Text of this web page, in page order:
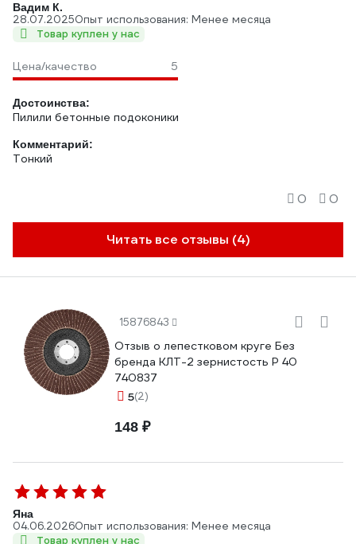
Вадим К.
28.07.2025Опыт использования: Менее месяца
Товар куплен у нас
Цена/качество 5
Достоинства:
Пилили бетонные подоконики
Комментарий:
Тонкий
Читать все отзывы (4)
0 0
15876843
Отзыв о лепестковом круге Без
бренда КЛТ-2 зернистость Р 40
740837
5(2)
148 ₽
Яна
04.06.2026Опыт использования: Менее месяца
Товар куплен у нас